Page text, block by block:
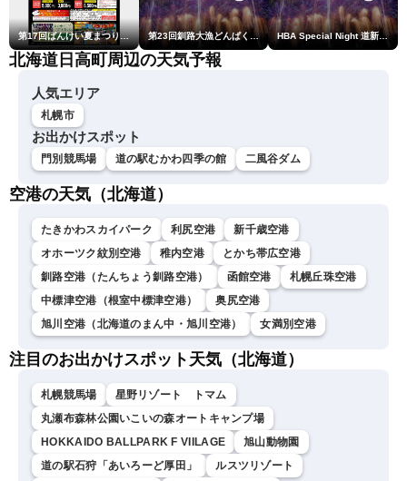
第17回ばんけい夏まつり大花火大会 第23回釧路大漁どんぱく花火大会 ～道新・光と音のファンタジー～ HBA Special Night 道新・秋華火（はなび）
北海道日高町周辺の天気予報
人気エリア
札幌市
お出かけスポット
門別競馬場 道の駅むかわ四季の館 二風谷ダム
空港の天気（北海道）
たきかわスカイパーク 利尻空港
新千歳空港
オホーツク紋別空港
稚内空港
とかち帯広空港
釧路空港（たんちょう釧路空港）
函館空港
札幌丘珠空港
中標津空港（根室中標津空港）
奥尻空港
旭川空港（北海道のまん中・旭川空港）
女満別空港
注目のお出かけスポット天気（北海道）
札幌競馬場
星野リゾート トマム
丸瀬布森林公園いこいの森オートキャンプ場
HOKKAIDO BALLPARK F VIILAGE
旭山動物園
道の駅石狩「あいろーど厚田」
ルスツリゾート